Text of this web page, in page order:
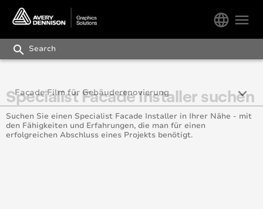
menu
language
search
Specialist Facade Installer suchen
Suchen Sie einen Specialist Facade Installer in Ihrer Nähe - mit
den Fähigkeiten und Erfahrungen, die man für einen
erfolgreichen Abschluss eines Projekts benötigt.
Facade Film für Gebäuderenovierung keyboard_arrow_down
Wie verwendet man Facade Film?